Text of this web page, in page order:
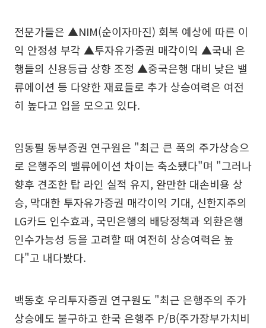
전문가들은 ▲NIM(순이자마진) 회복 예상에 따른 이
익 안정성 부각 ▲투자유가증권 매각이익 ▲국내 은
행들의 신용등급 상향 조정 ▲중국은행 대비 낮은 밸
류에이션 등 다양한 재료들로 추가 상승여력은 여전
히 높다고 입을 모으고 있다.
임동필 동부증권 연구원은 "최근 큰 폭의 주가상승으
로 은행주의 밸류에이션 차이는 축소됐다"며 "그러나
향후 견조한 탑 라인 실적 유지, 완만한 대손비용 상
승, 막대한 투자유가증권 매각이익 기대, 신한지주의
LG카드 인수효과, 국민은행의 배당정책과 외환은행
인수가능성 등을 고려할 때 여전히 상승여력은 높
다"고 내다봤다.
백동호 우리투자증권 연구원도 "최근 은행주의 주가
상승에도 불구하고 한국 은행주 P/B(주가장부가치비